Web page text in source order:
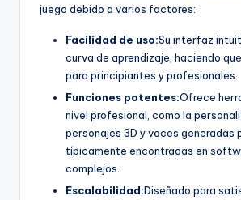
juego debido a varios factores:
Facilidad de uso:Su interfaz
curva de aprendizaje, haciendo
para principiantes y profesionales.
Funciones potentes:Ofrece
nivel profesional, como la
personajes 3D y voces generadas
típicamente encontradas en
complejos.
Escalabilidad:Diseñado para